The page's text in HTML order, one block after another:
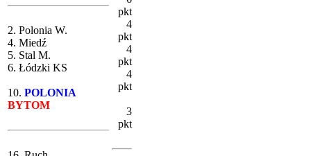
2. Polonia W.
4. Miedź
5. Stal M.
6. Łódzki KS
10. POLONIA
BYTOM
pkt
4
pkt
4
pkt
4
pkt
3
pkt